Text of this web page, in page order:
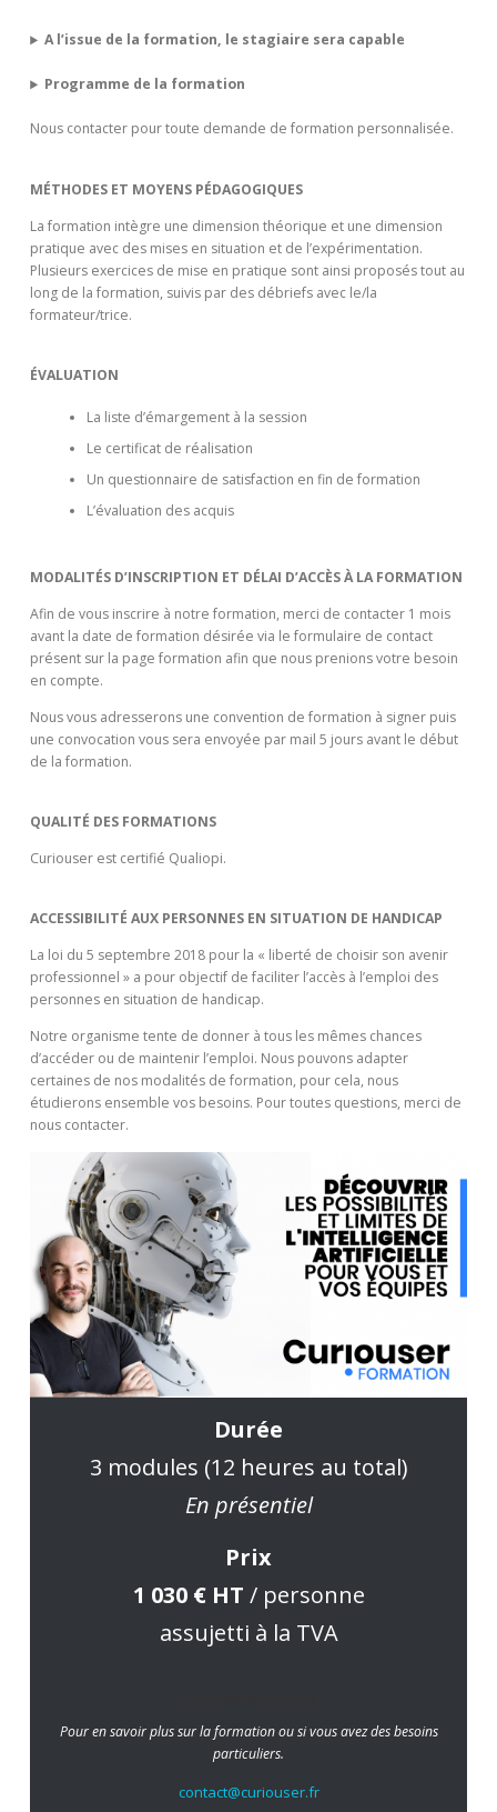
A l’issue de la formation, le stagiaire sera capable
Programme de la formation
Nous contacter pour toute demande de formation personnalisée.
MÉTHODES ET MOYENS PÉDAGOGIQUES
La formation intègre une dimension théorique et une dimension
pratique avec des mises en situation et de l’expérimentation.
Plusieurs exercices de mise en pratique sont ainsi proposés tout au
long de la formation, suivis par des débriefs avec le/la
formateur/trice.
ÉVALUATION
La liste d’émargement à la session
Le certificat de réalisation
Un questionnaire de satisfaction en fin de formation
L’évaluation des acquis
MODALITÉS D’INSCRIPTION ET DÉLAI D’ACCÈS À LA FORMATION
Afin de vous inscrire à notre formation, merci de contacter 1 mois
avant la date de formation désirée via le formulaire de contact
présent sur la page formation afin que nous prenions votre besoin
en compte.
Nous vous adresserons une convention de formation à signer puis
une convocation vous sera envoyée par mail 5 jours avant le début
de la formation.
QUALITÉ DES FORMATIONS
Curiouser est certifié Qualiopi.
ACCESSIBILITÉ AUX PERSONNES EN SITUATION DE HANDICAP
La loi du 5 septembre 2018 pour la « liberté de choisir son avenir
professionnel » a pour objectif de faciliter l’accès à l’emploi des
personnes en situation de handicap.
Notre organisme tente de donner à tous les mêmes chances
d’accéder ou de maintenir l’emploi. Nous pouvons adapter
certaines de nos modalités de formation, pour cela, nous
étudierons ensemble vos besoins. Pour toutes questions, merci de
nous contacter.
Durée
3 modules (12 heures au total)
En présentiel
Prix
1 030 € HT / personne
assujetti à la TVA
Pour en savoir plus sur la formation ou si vous avez des besoins
particuliers.
contact@curiouser.fr